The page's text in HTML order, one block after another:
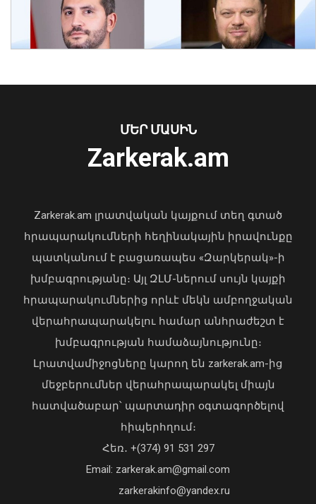
Երաշտի պատճառով Գերմանիայի
Ավտովթար՝ Երևանում․ 4
09 Օգոստոս, 2026 21:53
Ուկրաինայի Գերագույն Ռադայի
նախագահը շնորհավորել է ՀՀ ԱԺ
դեմ ծանր պայքարում»․ կյանքից
հեռացել է Արսեն Ասլանյանը
04 Օգոստոս, 2026 19:12
ՄԵՐ ՄԱՍԻՆ
Zarkerak.am
Zarkerak.am լրատվական կայքում տեղ գտած
հրապարակումների հեղինակային իրավունքը
պատկանում է բացառապես «Զարկերակ»-ի
խմբագրությանը։ Այլ ԶԼՄ-ներում սույն կայքի
հրապարակումներից որևէ մեկն ամբողջական
վերահրապարակելու համար անհրաժեշտ է
խմբագրության համաձայնությունը։
Լրատվամիջոցները կարող են zarkerak.am-ից
մեջբերումներ վերահրապարակել միայն
հատվածաբար՝ պարտադիր օգտագործելով
հիպերհղում։
Հեռ․ +(374) 91 531 297
Email: zarkerak.am@gmail.com
zarkerakinfo@yandex.ru